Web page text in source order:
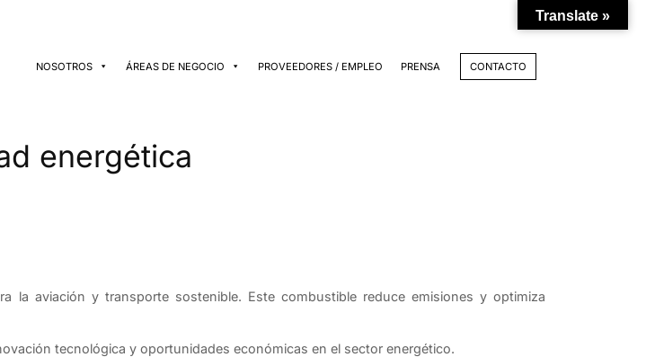
NOSOTROS ÁREAS DE NEGOCIO PROVEEDORES / EMPLEO PRENSA CONTACTO
energética
la aviación y transporte sostenible. Este combustible reduce emisiones y optimiza
tecnológica y oportunidades económicas en el sector energético.
Translate »